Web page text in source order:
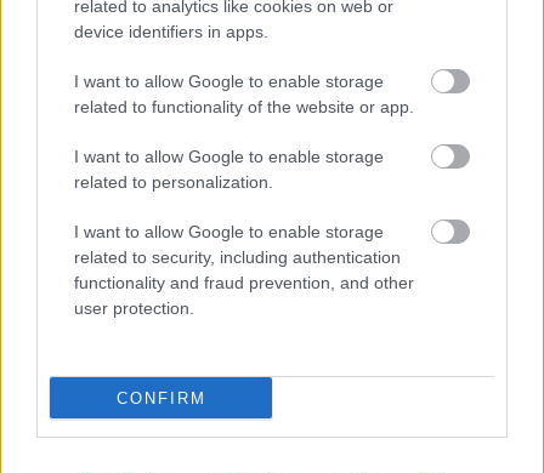
related to analytics like cookies on web or
device identifiers in apps.
I want to allow Google to enable storage
related to functionality of the website or app.
I want to allow Google to enable storage
related to personalization.
I want to allow Google to enable storage
related to security, including authentication
functionality and fraud prevention, and other
user protection.
CONFIRM
INGEBORG SCHEVE 18.11.2022
Sulten og revansjesugen etter landslagsvrakingen: Emma Kirkeberg
Mørk (19) har store forventninger til Beito-debuten og